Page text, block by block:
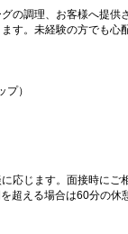
の調理、お客様へ提供
す。未経験の方でも心
）
応じます。面接時にご
超える場合は60分の休